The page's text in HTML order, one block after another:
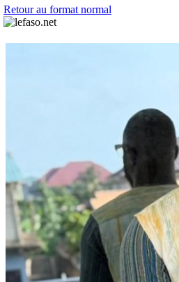
Retour au format normal